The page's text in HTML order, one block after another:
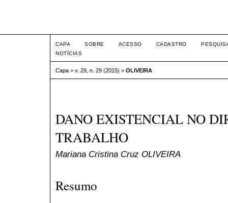
CAPA SOBRE ACESSO CADASTRO
NOTÍCIAS
Capa > v. 29, n. 29 (2015) > OLIVEIRA
DANO EXISTENCIAL NO
TRABALHO
Mariana Cristina Cruz OLIVEIRA
Resumo